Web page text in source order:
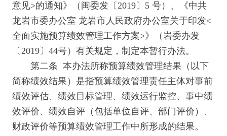
意见>的通知》（闽委发〔2019〕5 号）、《中共
龙岩市委办公室 龙岩市人民政府办公室关于印发<
全面实施预算绩效管理工作方案>》（岩委办发
〔2019〕44号）有关规定，制定本暂行办法。
第二条 本办法所称预算绩效管理结果（以下
简称绩效结果）是指预算绩效管理责任主体对事前
绩效评估、绩效目标管理、绩效运行监控、事中绩
效评价、绩效自评（包括单位自评、部门评价）、
财政评价等预算绩效管理工作中所形成的结果。